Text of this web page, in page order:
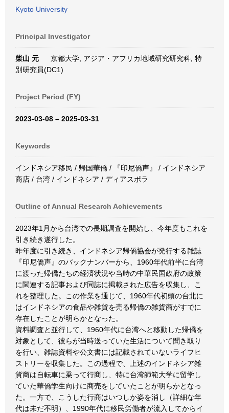
Kyoto University
Principal Investigator
柴山 元
京都大学, アジア・アフリカ地域研究研究科, 特
別研究員(DC1)
Project Period (FY)
2023-03-08 – 2025-03-31
Keywords
インドネシア移民 / 帰国華僑 / 『印尼僑声』 / インドネシア
商店 / 台湾 / インドネシア / ディアスポラ
Outline of Annual Research Achievements
2023年1月から台湾での長期調査を開始し、今年度もこれを
引き続き遂行した。
昨年度に引き続き、インドネシア帰僑協会が発行する雑誌
『印尼僑声』のバックナンバーから、1960年代前半に台湾
に渡った帰僑たちの経済状況や当時の中華民国政府の政策
に関連する記事および同誌に掲載された広告を収集し、こ
れを整理した。この作業を通じて、1960年代初頭の台北に
はインドネシアの食品や雑貨を売る帰僑の雑貨商がすでに
存在したことが明らかとなった。
資料調査と並行して、1960年代に台湾へと移動した帰僑を
対象として、彼らが当時送っていた生活について聞き取り
を行い、雑誌資料や公文書には記載されていないライフヒ
ストリーを収集した。この過程で、上述のインドネシア雑
貨商は自転車に乗って行商し、特に台湾師範大学に留学し
ていた華僑学生向けに商売をしていたことが明らかとなっ
た。一方で、こうした行商はいつしか姿を消し（詳細な年
代は未だ不明）、1990年代に移民労働者が流入してからイ